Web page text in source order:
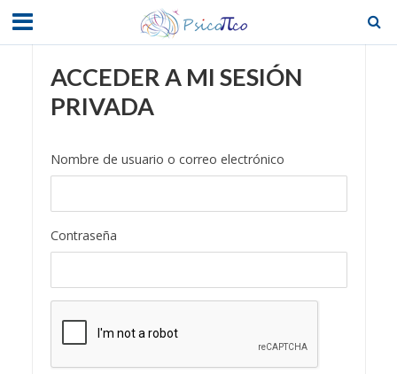
ACCEDER A MI SESIÓN
PRIVADA
Nombre de usuario o correo electrónico
Contraseña